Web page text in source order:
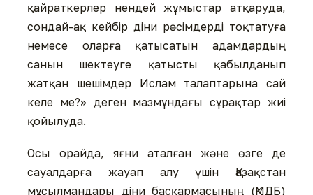
қайраткерлер нендей жұмыстар атқаруда,
сондай-ақ кейбір діни рәсімдерді тоқтатуға
немесе оларға қатысатын адамдардың
санын шектеуге қатысты қабылданып
жатқан шешімдер Ислам талаптарына сай
келе ме?» деген мазмұндағы сұрақтар жиі
қойылуда.
Осы орайда, яғни аталған және өзге де
сауалдарға жауап алу үшін Қазақстан
мұсылмандары діни басқармасының (ҚМДБ)